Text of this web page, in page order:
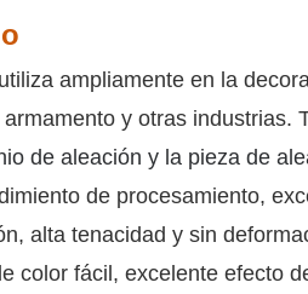
ampliamente en la
y otras industrias.
de aleación y la pieza de
de procesamiento,
alta tenacidad y sin
color fácil, excelente efecto